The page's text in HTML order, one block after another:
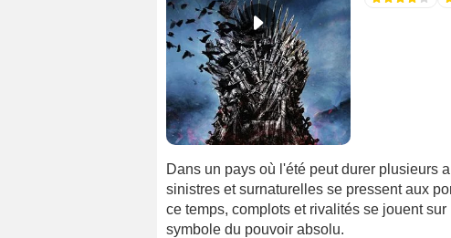
Dans un pays où l'été peut durer plusieurs
sinistres et surnaturelles se pressent aux
ce temps, complots et rivalités se jouent
symbole du pouvoir absolu.